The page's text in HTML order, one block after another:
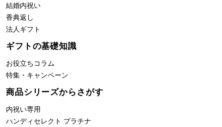
結婚内祝い
香典返し
法人ギフト
ギフトの基礎知識
お役立ちコラム
特集・キャンペーン
商品シリーズからさがす
内祝い専用
ハンディセレクト プラチナ